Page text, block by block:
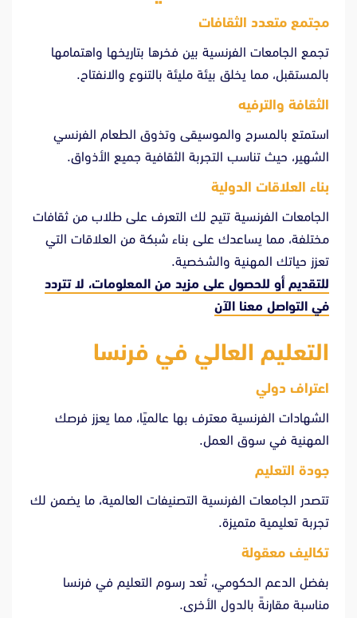
مجتمع متعدد الثقافات
تجمع الجامعات الفرنسية بين فخرها بتاريخها واهتمامها
بالمستقبل، مما يخلق بيئة مليئة بالتنوع والانفتاح.
الثقافة والترفيه
استمتع بالمسرح والموسيقى وتذوق الطعام الفرنسي
الشهير، حيث تناسب التجربة الثقافية جميع الأذواق.
بناء العلاقات الدولية
الجامعات الفرنسية تتيح لك التعرف على طلاب من ثقافات
مختلفة، مما يساعدك على بناء شبكة من العلاقات التي
تعزز حياتك المهنية والشخصية.
للتقديم أو للحصول على مزيد من المعلومات، لا تتردد
في التواصل معنا الآن
التعليم العالي في فرنسا
اعتراف دولي
الشهادات الفرنسية معترف بها عالميًا، مما يعزز فرصك
المهنية في سوق العمل.
جودة التعليم
تتصدر الجامعات الفرنسية التصنيفات العالمية، ما يضمن لك
تجربة تعليمية متميزة.
تكاليف معقولة
بفضل الدعم الحكومي، تُعد رسوم التعليم في فرنسا
مناسبة مقارنةً بالدول الأخرى.